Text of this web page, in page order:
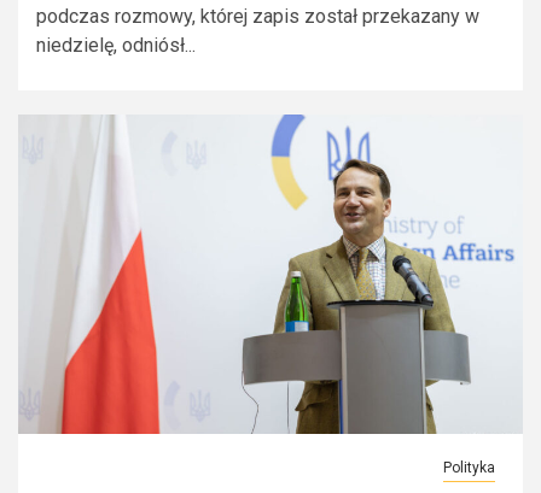
podczas rozmowy, której zapis został przekazany w
niedzielę, odniósł...
Polityka